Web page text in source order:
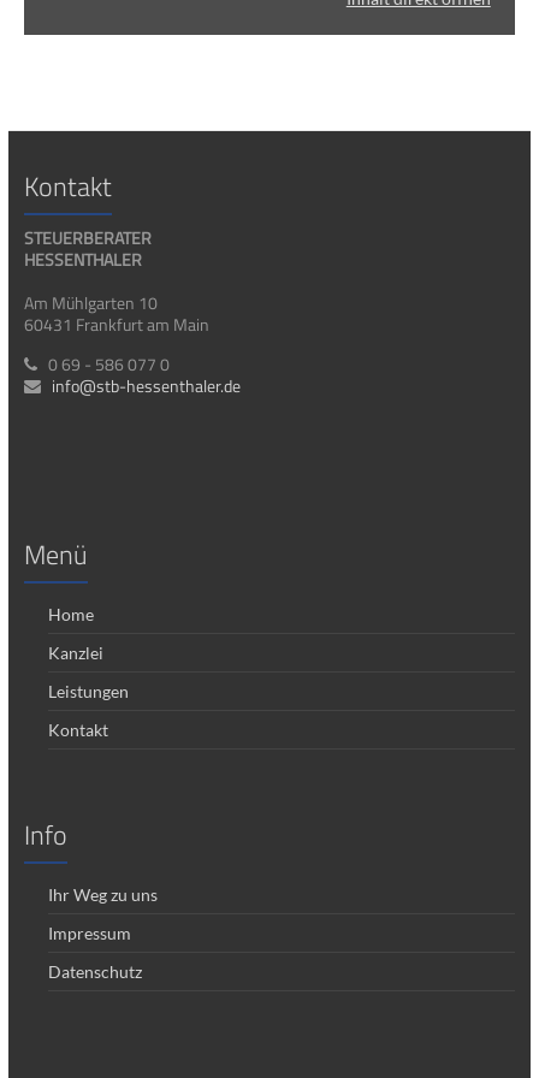
Kontakt
STEUERBERATER
HESSENTHALER
Am Mühlgarten 10
60431 Frankfurt am Main
0 69 - 586 077 0
info@stb-hessenthaler.de
Menü
Home
Kanzlei
Leistungen
Kontakt
Info
Ihr Weg zu uns
Impressum
Datenschutz